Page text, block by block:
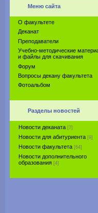
Меню сайта
О факультете
Деканат
Преподаватели
Учебно-методические
и файлы для скачивания
Форум
Вопросы декану факультета
Фотоальбом
Разделы новостей
Новости деканата [7]
Новости для абитуриента [9]
Новости факультета [64]
Новости дополнительного
образования [4]